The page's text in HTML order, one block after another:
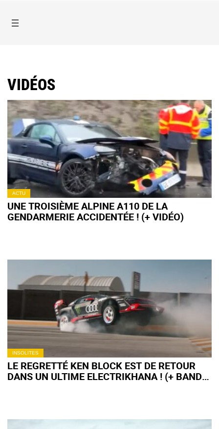
VIDÉOS
ACTU
UNE TROISIÈME ALPINE A110 DE LA
GENDARMERIE ACCIDENTÉE ! (+ VIDÉO)
INSOLITES
LE REGRETTÉ KEN BLOCK EST DE RETOUR
DANS UN ULTIME ELECTRIKHANA ! (+ BANDE-